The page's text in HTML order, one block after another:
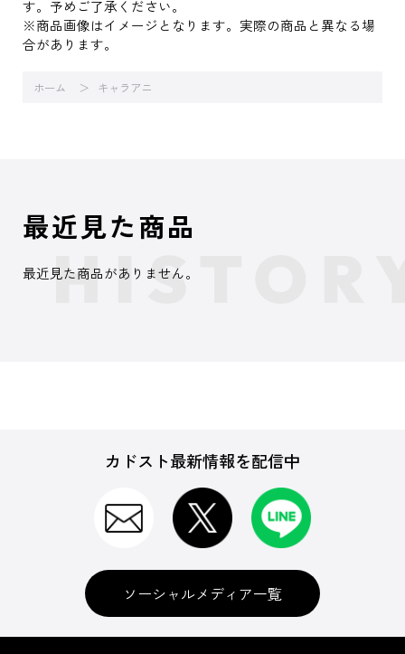
す。予めご了承ください。
※商品画像はイメージとなります。実際の商品と異なる場
合があります。
ホーム キャラアニ
最近見た商品
最近見た商品がありません。
カドスト最新情報を配信中
ソーシャルメディア一覧